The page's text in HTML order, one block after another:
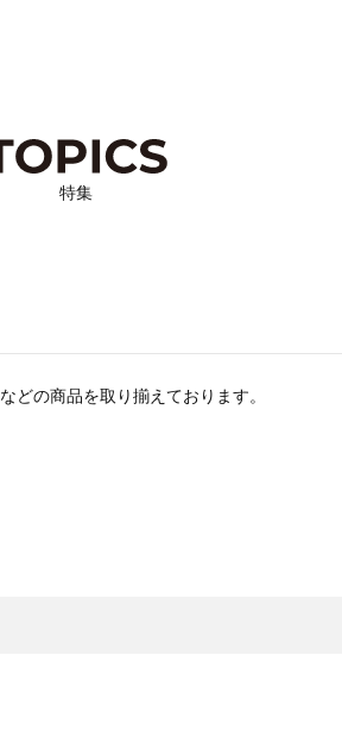
特集
などの商品を取り揃えております。